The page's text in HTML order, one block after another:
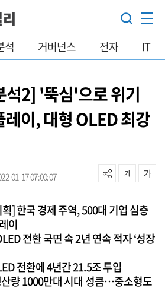
석 거버넌스 전자 IT
석2] '뚝심'으로 위기
이, 대형 OLED 최강
01-17 07:00:07
] 한국 경제 주역, 500대 기업 심층
이
전환 국면 속 2년 연속 적자 ‘성장
전환에 4년간 21.5조 투입
량 1000만대 시대 성큼…중소형도